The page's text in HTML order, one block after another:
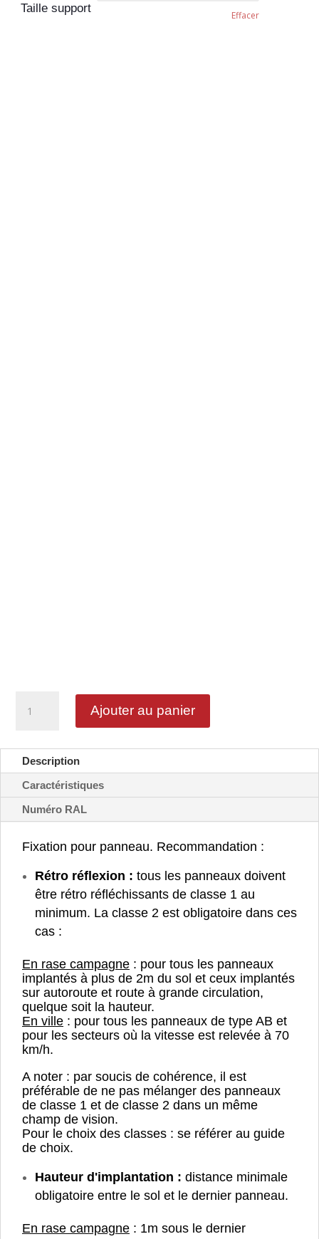
Taille support
Effacer
de
Ajouter au panier
Description
Caractéristiques
Numéro RAL
Fixation pour panneau. Recommandation :
Rétro réflexion : tous les panneaux doivent
être rétro réfléchissants de classe 1 au
minimum. La classe 2 est obligatoire dans ces
cas :
En rase campagne : pour tous les panneaux
implantés à plus de 2m du sol et ceux implantés
sur autoroute et route à grande circulation,
quelque soit la hauteur.
En ville : pour tous les panneaux de type AB et
pour les secteurs où la vitesse est relevée à 70
km/h.
A noter : par soucis de cohérence, il est
préférable de ne pas mélanger des panneaux
de classe 1 et de classe 2 dans un même
champ de vision.
Pour le choix des classes : se référer au guide
de choix.
Hauteur d'implantation : distance minimale
obligatoire entre le sol et le dernier panneau.
En rase campagne : 1m sous le dernier